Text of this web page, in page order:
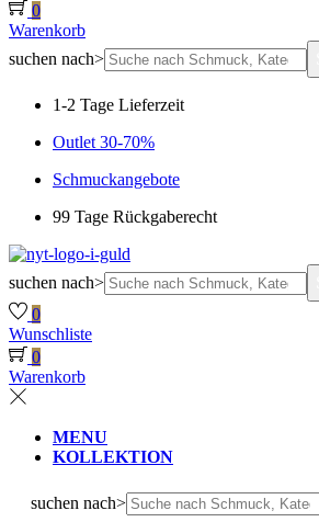
0
Warenkorb
suchen nach>
1-2 Tage Lieferzeit
Outlet 30-70%
Schmuckangebote
99 Tage Rückgaberecht
suchen nach>
0
Wunschliste
0
Warenkorb
MENU
KOLLEKTION
suchen nach>